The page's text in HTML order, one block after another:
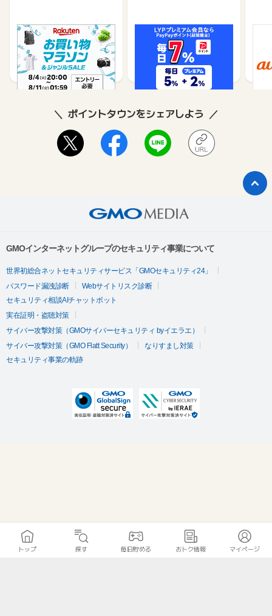
楽天市場
1%
Yahoo!ショッピング
1%
ポイントタウンをシェアしよう
GMOインターネットグループのセキュリティ事業について
世界初総合ネットセキュリティサービス「GMOセキュリティ24」
パスワード漏洩診断
Webサイトリスク診断
セキュリティ相談AIチャットボット
実在証明・盗聴対策
サイバー攻撃対策（GMOサイバーセキュリティ byイエラエ）
サイバー攻撃対策（GMO Flatt Security）
なりすまし対策
セキュリティ事業の軌跡
トップ 探す 毎日貯める おトク情報 マイページ